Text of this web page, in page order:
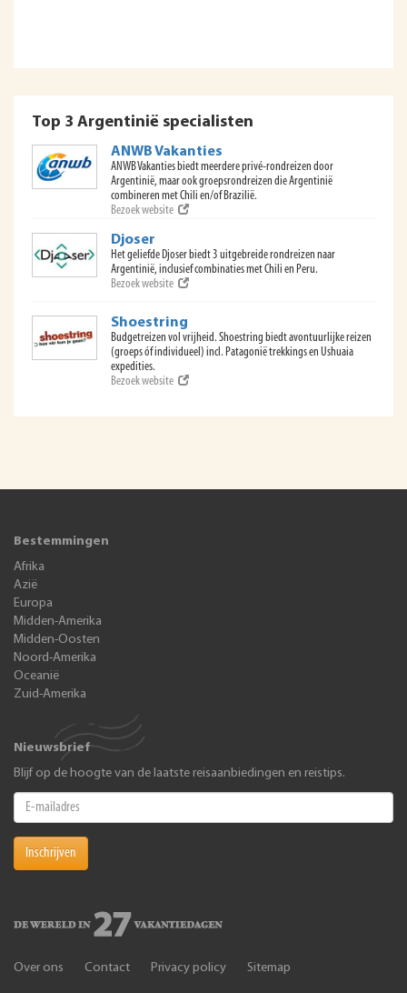
Top 3 Argentinië specialisten
ANWB Vakanties
ANWB Vakanties biedt meerdere privé-rondreizen door
Argentinië, maar ook groepsrondreizen die Argentinië
combineren met Chili en/of Brazilië.
Bezoek website
Djoser
Het geliefde Djoser biedt 3 uitgebreide rondreizen naar
Argentinië, inclusief combinaties met Chili en Peru.
Bezoek website
Shoestring
Budgetreizen vol vrijheid. Shoestring biedt avontuurlijke reizen
(groeps óf individueel) incl. Patagonië trekkings en Ushuaia
expedities.
Bezoek website
Bestemmingen
Afrika
Azië
Europa
Midden-Amerika
Midden-Oosten
Noord-Amerika
Oceanië
Zuid-Amerika
Nieuwsbrief
Blijf op de hoogte van de laatste reisaanbiedingen en reistips.
Inschrijven
Over ons Contact Privacy policy Sitemap